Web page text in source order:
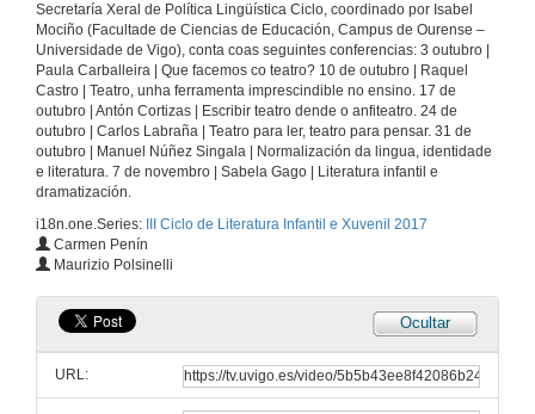
Secretaría Xeral de Política Lingüística Ciclo, coordinado por Isabel
Mociño (Facultade de Ciencias de Educación, Campus de Ourense –
Universidade de Vigo), conta coas seguintes conferencias: 3 outubro |
Paula Carballeira | Que facemos co teatro? 10 de outubro | Raquel
Castro | Teatro, unha ferramenta imprescindible no ensino. 17 de
outubro | Antón Cortizas | Escribir teatro dende o anfiteatro. 24 de
outubro | Carlos Labraña | Teatro para ler, teatro para pensar. 31 de
outubro | Manuel Núñez Singala | Normalización da lingua, identidade
e literatura. 7 de novembro | Sabela Gago | Literatura infantil e
dramatización.
i18n.one.Series:
III Ciclo de Literatura Infantil e Xuvenil 2017
Carmen Penín
Maurizio Polsinelli
Ocultar
URL:
Intervención de Valentín García
O Teatro e as súas potencialidades na educación infantil
3 de out. de 2017
Intervención de Xosé Manuel Cid
O Teatro e as súas potencialidades na educación infantil
3 de out. de 2017
Presentación de Que facemos co teatro?
Intervención de Paula Carballeira
3 de out. de 2017